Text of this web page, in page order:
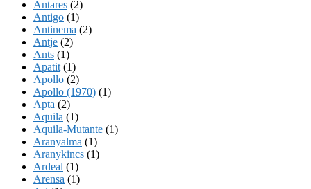
Antares (2)
Antigo (1)
Antinema (2)
Antje (2)
Ants (1)
Apatit (1)
Apollo (2)
Apollo (1970) (1)
Apta (2)
Aquila (1)
Aquila-Mutante (1)
Aranyalma (1)
Aranykincs (1)
Ardeal (1)
Arensa (1)